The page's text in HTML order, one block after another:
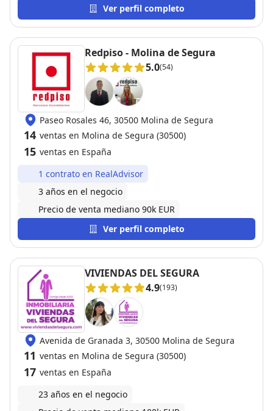
operación. Gran profesional.Ver perfil completo
Redpiso - Molina de Segura
5.0(54)
Paseo Rosales 46, 30500 Molina de Segura
14 ventas en Molina de Segura (30500)
15 ventas en España
1 contrato en RealAdvisor
3 años en el negocio
Precio de venta mediano 90k EUR
Ver perfil completo
VIVIENDAS DEL SEGURA
4.9(193)
Avenida de Granada 3, 30500 Molina de Segura
11 ventas en Molina de Segura (30500)
17 ventas en España
23 años en el negocio